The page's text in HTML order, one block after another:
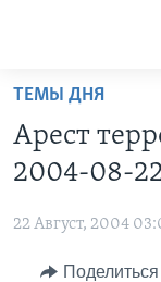
Перейти
основной
контент
навигации
ПРОГРАММЫ
НОВОСТИ ЗА
ИТОГИ
УЧИМ
НАША
ЭКСПЕРТИЗА
ИНТЕРВЬЮ
ТЕМЫ ДНЯ
Арест
2004-08-
22 Август, 2004
Поделиться